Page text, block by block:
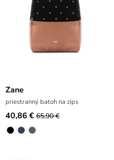
Zane
priestranný batoh na zips
40,86 € 65,90 €